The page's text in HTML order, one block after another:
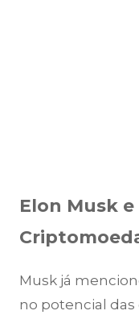
Elon Musk
Musk já
no potencial